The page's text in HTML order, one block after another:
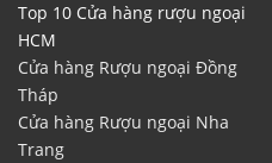
Top 10 Cửa hàng rượu ngoại
HCM
Cửa hàng Rượu ngoại Đồng
Tháp
Cửa hàng Rượu ngoại Nha
Trang